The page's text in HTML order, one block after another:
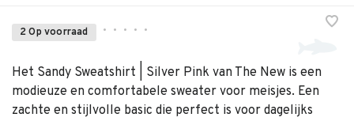
2 Op voorraad • • • • •
Het Sandy Sweatshirt | Silver Pink van The New is een
modieuze en comfortabele sweater voor meisjes. Een
zachte en stijlvolle basic die perfect is voor dagelijks